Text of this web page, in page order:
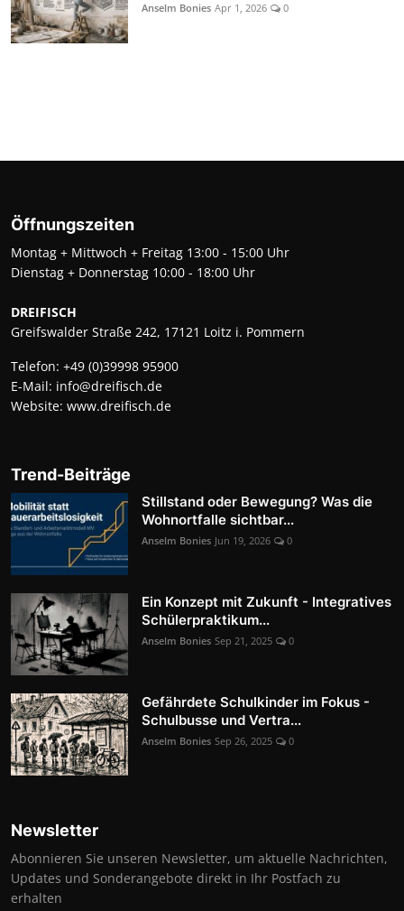
Anselm Bonies Apr 1, 2026 0
Öffnungszeiten
Montag + Mittwoch + Freitag 13:00 - 15:00 Uhr
Dienstag + Donnerstag 10:00 - 18:00 Uhr
DREIFISCH
Greifswalder Straße 242, 17121 Loitz i. Pommern
Telefon: +49 (0)39998 95900
E-Mail: info@dreifisch.de
Website: www.dreifisch.de
Trend-Beiträge
Stillstand oder Bewegung? Was die
Wohnortfalle sichtbar...
Anselm Bonies Jun 19, 2026 0
Ein Konzept mit Zukunft - Integratives
Schülerpraktikum...
Anselm Bonies Sep 21, 2025 0
Gefährdete Schulkinder im Fokus -
Schulbusse und Vertra...
Anselm Bonies Sep 26, 2025 0
Newsletter
Abonnieren Sie unseren Newsletter, um aktuelle Nachrichten,
Updates und Sonderangebote direkt in Ihr Postfach zu
erhalten